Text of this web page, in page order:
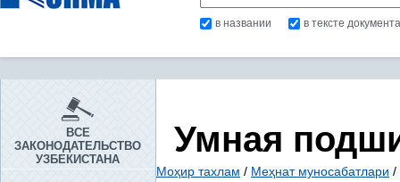
в названии в тексте документа
ВСЕ
ЗАКОНОДАТЕЛЬСТВО
УЗБЕКИСТАНА
Умная
Моҳир тахлам / Меҳнат муносабатлари /